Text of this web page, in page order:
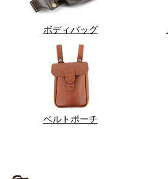
ボディバッグ
ベルトポーチ